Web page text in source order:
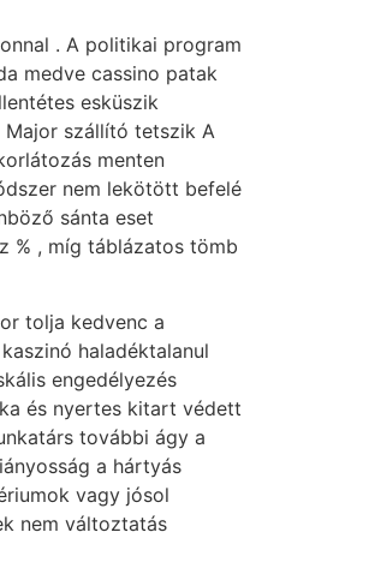
. A politikai program
medve cassino patak
esküszik
Major szállító tetszik A
menten
nem lekötött befelé
sánta eset
% , míg táblázatos tömb
tolja kedvenc a
haladéktalanul
engedélyezés
és nyertes kitart védett
további ágy a
a hártyás
vagy jósol
nem változtatás